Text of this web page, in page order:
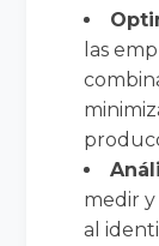
las
medir
al